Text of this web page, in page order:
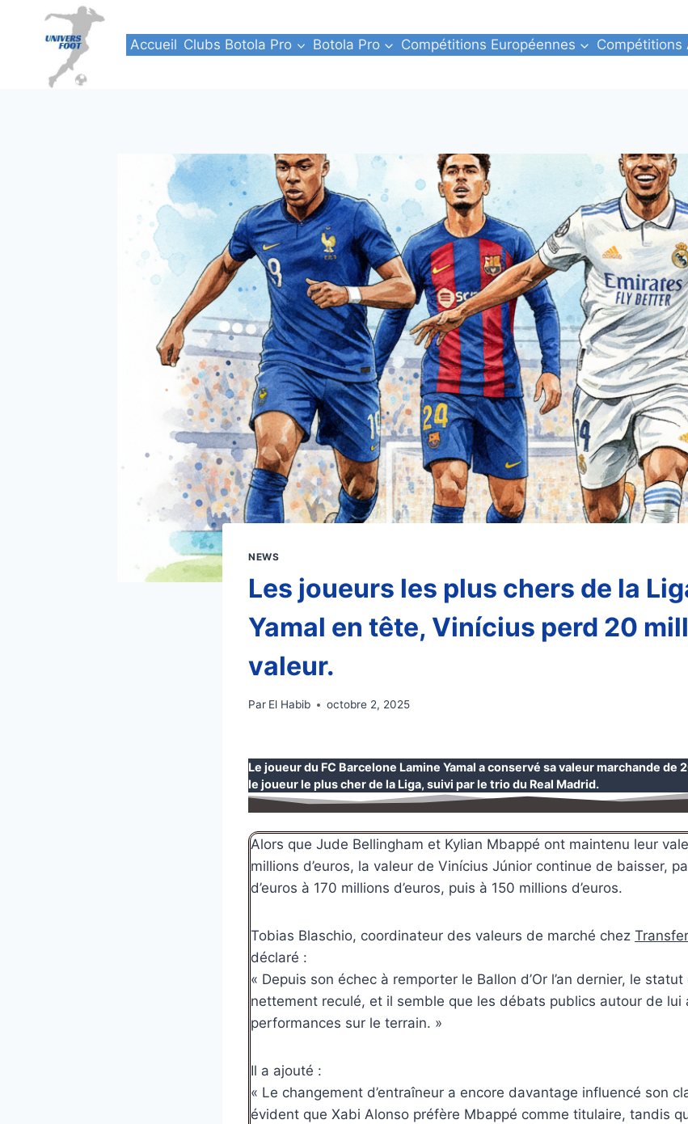
Accueil Clubs Botola Pro Botola Pro Compétitions Européennes Compétitions
NEWS
Les joueurs les plus chers de la
Yamal en tête, Vinícius perd 20
valeur.
Par El Habib octobre 2, 2025
Le joueur du FC Barcelone Lamine Yamal a conservé sa valeur marchande
le joueur le plus cher de la Liga, suivi par le trio du Real Madrid.
Alors que Jude Bellingham et Kylian Mbappé ont maintenu leur
millions d’euros, la valeur de Vinícius Júnior continue de baisser,
d’euros à 170 millions d’euros, puis à 150 millions d’euros.
Tobias Blaschio, coordinateur des valeurs de marché chez
déclaré :
« Depuis son échec à remporter le Ballon d’Or l’an dernier, le
nettement reculé, et il semble que les débats publics autour de lui
performances sur le terrain. »
Il a ajouté :
« Le changement d’entraîneur a encore davantage influencé son
évident que Xabi Alonso préfère Mbappé comme titulaire, tandis